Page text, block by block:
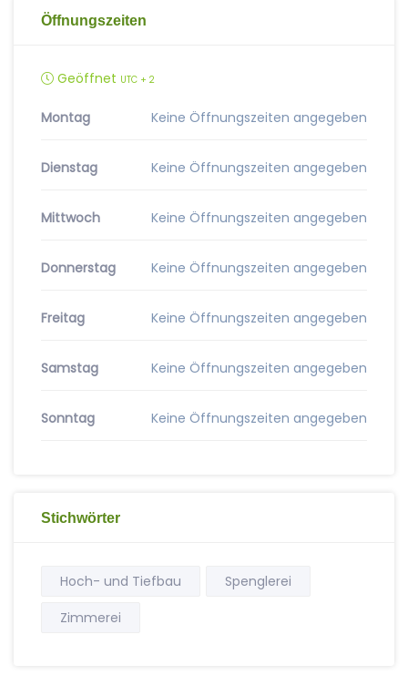
Öffnungszeiten
Geöffnet UTC + 2
Montag Keine Öffnungszeiten angegeben
Dienstag Keine Öffnungszeiten angegeben
Mittwoch Keine Öffnungszeiten angegeben
Donnerstag Keine Öffnungszeiten angegeben
Freitag Keine Öffnungszeiten angegeben
Samstag Keine Öffnungszeiten angegeben
Sonntag Keine Öffnungszeiten angegeben
Stichwörter
Hoch- und Tiefbau
Spenglerei
Zimmerei